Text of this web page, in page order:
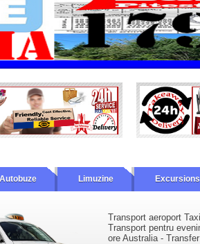
Autobuze Limuzine
Transport aeroport
Transport pentru
ore Australia -